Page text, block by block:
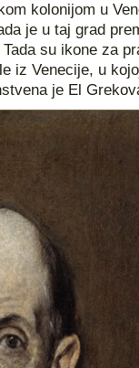
kolonijom u
je u taj grad
su ikone za
iz Venecije, u
je El